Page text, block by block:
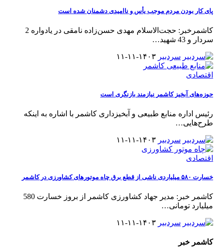
پای کار بودن مردم موجب یأس و ناامیدی دشمنان شده است
کاشمرخبر: حجت‌الاسلام مهدی حسن‌زاده نامقی در یادواره 2
سردار و 43 شهید
…
سردبیر ۱۴۰۳-۱۱-۱۱
اقتصادی
حوزه‌های آبخیز کاشمر نیازمند بازنگری است
رئیس اداره منابع طبیعی و آبخیزداری کاشمر با اشاره به اینکه
طرح‌هایی…
سردبیر ۱۴۰۳-۱۱-۱۱
اقتصادی
خسارت ۵۸۰ میلیاردی ناشی از قطع برق چاه موتورهای کشاورزی در کاشمر
کاشمر خبر: مدیر جهاد کشاورزی کاشمر از بروز خسارت 580
میلیارد تومانی…
سردبیر ۱۴۰۳-۱۱-۱۱
کاشمر خبر